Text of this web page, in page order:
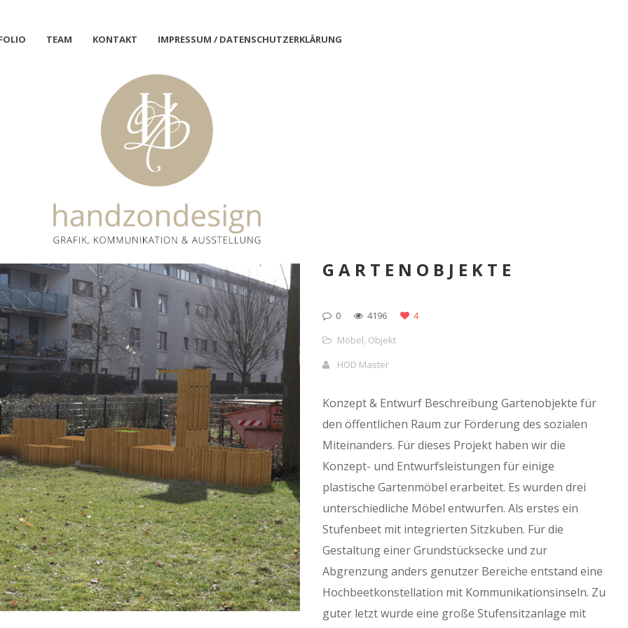
TEAM KONTAKT IMPRESSUM / DATENSCHUTZERKLÄRUNG
GARTENOBJEKTE
0 4196
4
Möbel, Objekt
HOD Master
Konzept & Entwurf Beschreibung Gartenobjekte für
den öffentlichen Raum zur Förderung des sozialen
Miteinanders. Für dieses Projekt haben wir die
Konzept- und Entwurfsleistungen für einige
plastische Gartenmöbel erarbeitet. Es wurden drei
unterschiedliche Möbel entwurfen. Als erstes ein
Stufenbeet mit integrierten Sitzkuben. Für die
Gestaltung einer Grundstücksecke und zur
Abgrenzung anders genutzer Bereiche entstand eine
Hochbeetkonstellation mit Kommunikationsinseln. Zu
guter letzt wurde eine große Stufensitzanlage mit